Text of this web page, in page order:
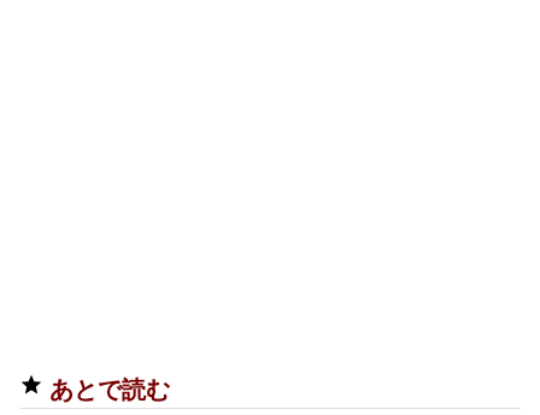
あとで読む